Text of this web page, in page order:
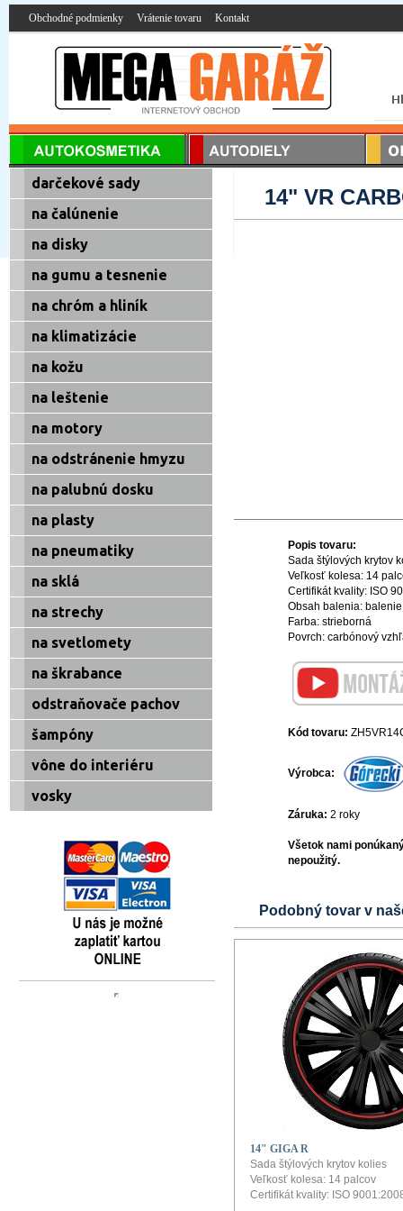
Obchodné podmienky Vrátenie tovaru Kontakt
14" VR
Popis tovaru:
Sada štýlových krytov
Veľkosť kolesa: 14
Certifikát kvality: ISO
Obsah balenia:
Farba: strieborná
Povrch: carbónový
Kód tovaru:
Výrobca:
Záruka: 2 roky
Všetok nami
nepoužitý.
Podobný tovar v
14" GIGA R
Sada štýlových krytov kolies
Veľkosť kolesa: 14 palcov
Certifikát kvality: ISO
darčekové sady
na čalúnenie
na disky
na gumu a tesnenie
na chróm a hliník
na klimatizácie
na kožu
na leštenie
na motory
na odstránenie hmyzu
na palubnú dosku
na plasty
na pneumatiky
na sklá
na strechy
na svetlomety
na škrabance
odstraňovače pachov
šampóny
vône do interiéru
vosky